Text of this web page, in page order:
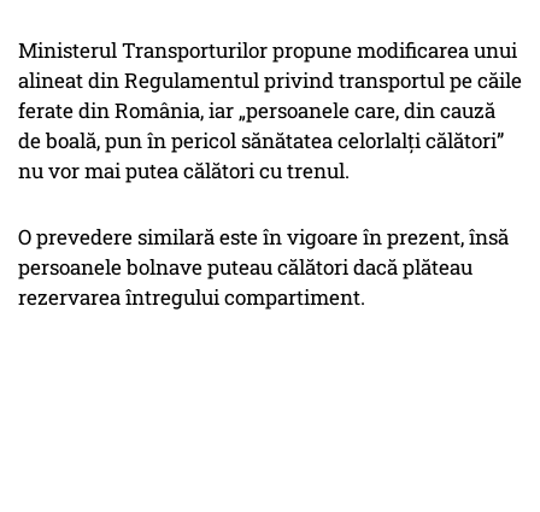
Ministerul Transporturilor propune modificarea unui
alineat din Regulamentul privind transportul pe căile
ferate din România, iar „persoanele care, din cauză
de boală, pun în pericol sănătatea celorlalţi călători”
nu vor mai putea călători cu trenul.
O prevedere similară este în vigoare în prezent, însă
persoanele bolnave puteau călători dacă plăteau
rezervarea întregului compartiment.